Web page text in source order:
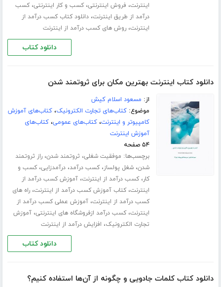
اینترنت، فروش اینترنتی،کسب و کار اینترنتی،کسب
درآمد از طریق اینترنت،دانلود کتاب کسب درآمد از
اینترنت،روش های کسب درآمد از اینترنت
دانلود کتاب
دانلود کتاب اینترنت بهترین مکان برای ثروتمند شدن
از: مسعود اسلام کیش
موضوع:کتاب‌های تجارت الکترونیک،کتاب‌های آموزش
کامپیوتر و اینترنت،کتاب‌های عمومی،کتاب‌های
آموزش اینترنت
۵۴ صفحه
برچسب‌ها: موفقیت شغلی، ثروتمند شدن،راز ثروتمند
شدن،شغل پولساز،کسب درآمد،درآمدزایی،کسب و
کار،کسب درآمد از اینترنت،آموزش کسب درآمد از
اینترنت،کتاب آموزش کسب درآمد از اینترنت،راه های
کسب درآمد از اینترنت،آموزش عملی کسب درآمد از
اینترنت،کسب درآمد ازفروشگاه های اینترنتی،آموزش
تجارت الکترونیک، افزایش درآمد از اینترنت
دانلود کتاب
دانلود کتاب کلمات جادویی و چگونه از آن‌ها استفاده کنیم؟